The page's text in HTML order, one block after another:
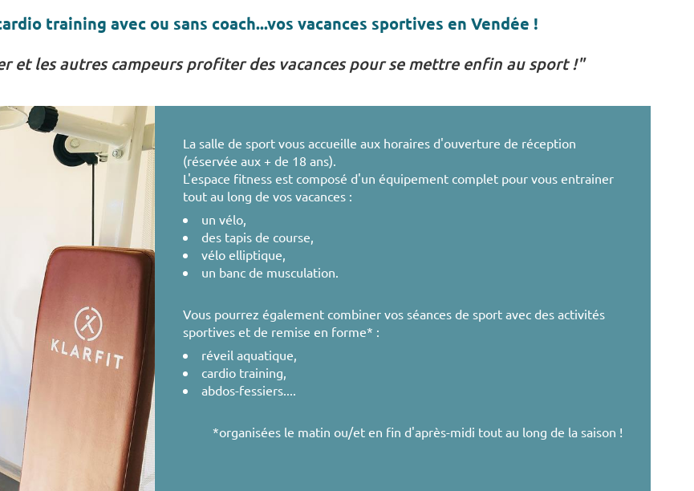
training avec ou sans coach...vos vacances sportives en Vendée !
et les autres campeurs profiter des vacances pour se mettre enfin au sport !"
La salle de sport vous accueille aux horaires d'ouverture de réception
(réservée aux + de 18 ans).
L'espace fitness est composé d'un équipement complet pour vous entrainer
tout au long de vos vacances :
un vélo,
des tapis de course,
vélo elliptique,
un banc de musculation.
Vous pourrez également combiner vos séances de sport avec des activités
sportives et de remise en forme* :
réveil aquatique,
cardio training,
abdos-fessiers....
*organisées le matin ou/et en fin d'après-midi tout au long de la saison !